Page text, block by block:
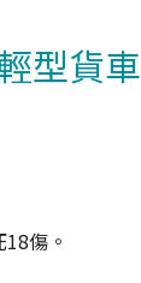
型貨
傷。